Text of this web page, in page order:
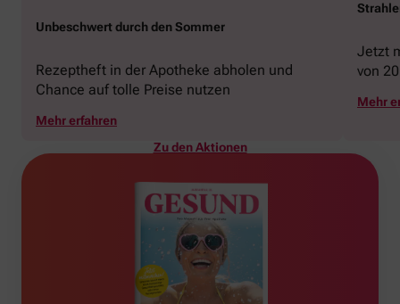
Unbeschwert durch den Sommer
Rezeptheft in der Apotheke abholen und
Chance auf tolle Preise nutzen
Mehr erfahren
Jetzt
von
Mehr
Zu den Aktionen